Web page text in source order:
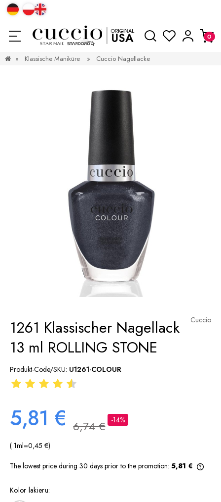
» Klassische Maniküre » Cuccio Nagellacke
Cuccio
1261 Klassischer Nagellack
13 ml ROLLING STONE
Produkt-Code/SKU: U1261-COLOUR
5,81 € 6,74 € -14%
( 1ml=0,45 €)
The lowest price during 30 days prior to the promotion: 5,81 €
Kolor lakieru: